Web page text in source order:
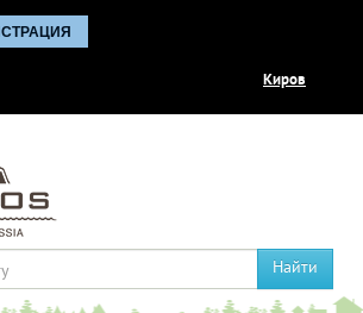
Киров
Найти